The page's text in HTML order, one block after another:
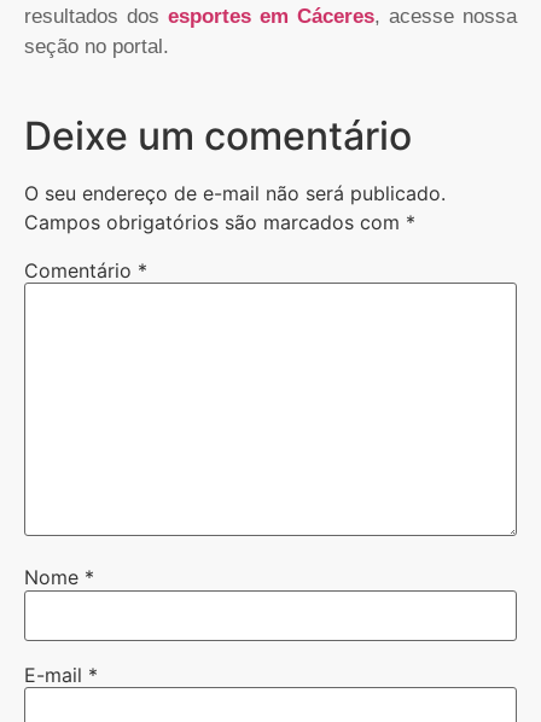
resultados dos esportes em Cáceres, acesse nossa
seção no portal.
Deixe um comentário
O seu endereço de e-mail não será publicado.
Campos obrigatórios são marcados com *
Comentário *
Nome *
E-mail *